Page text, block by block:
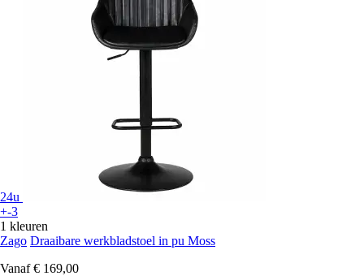
24u
+-3
1 kleuren
Zago Draaibare werkbladstoel in pu Moss
Vanaf € 169,00